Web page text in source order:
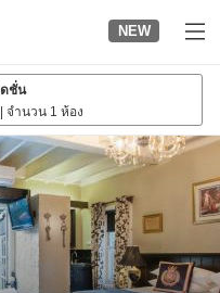
NEW
ดชั่น
จำนวน 1 ห้อง